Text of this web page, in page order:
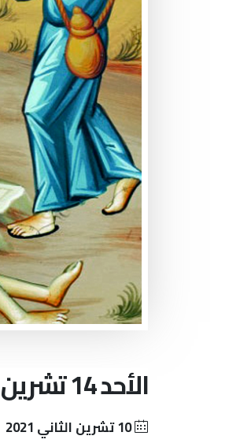
الأحد 14 تشرين الثاني 2021
10 تشرين الثاني 2021